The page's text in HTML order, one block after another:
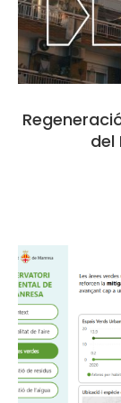
del